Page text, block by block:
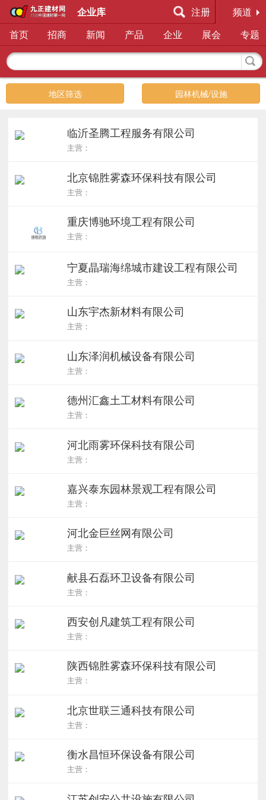
企业库 注册
频道
首页
招商 新闻 产品 企业 展会 专题
地区筛选 园林机械/设施
临沂圣腾工程服务有限公司
主营：
北京锦胜雾森环保科技有限公司
主营：
重庆博驰环境工程有限公司
主营：
宁夏晶瑞海绵城市建设工程有限公司
主营：
山东宇杰新材料有限公司
主营：
山东泽润机械设备有限公司
主营：
德州汇鑫土工材料有限公司
主营：
河北雨雾环保科技有限公司
主营：
嘉兴泰东园林景观工程有限公司
主营：
河北金巨丝网有限公司
主营：
献县石磊环卫设备有限公司
主营：
西安创凡建筑工程有限公司
主营：
陕西锦胜雾森环保科技有限公司
主营：
北京世联三通科技有限公司
主营：
衡水昌恒环保设备有限公司
主营：